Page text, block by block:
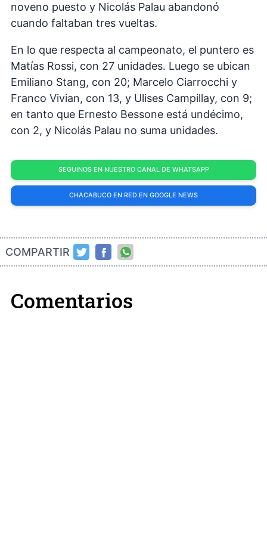
noveno puesto y Nicolás Palau abandonó
cuando faltaban tres vueltas.
En lo que respecta al campeonato, el puntero es
Matías Rossi, con 27 unidades. Luego se ubican
Emiliano Stang, con 20; Marcelo Ciarrocchi y
Franco Vivian, con 13, y Ulises Campillay, con 9;
en tanto que Ernesto Bessone está undécimo,
con 2, y Nicolás Palau no suma unidades.
SEGUINOS EN NUESTRO CANAL DE WHATSAPP
CHACABUCO EN RED EN GOOGLE NEWS
COMPARTIR
Comentarios